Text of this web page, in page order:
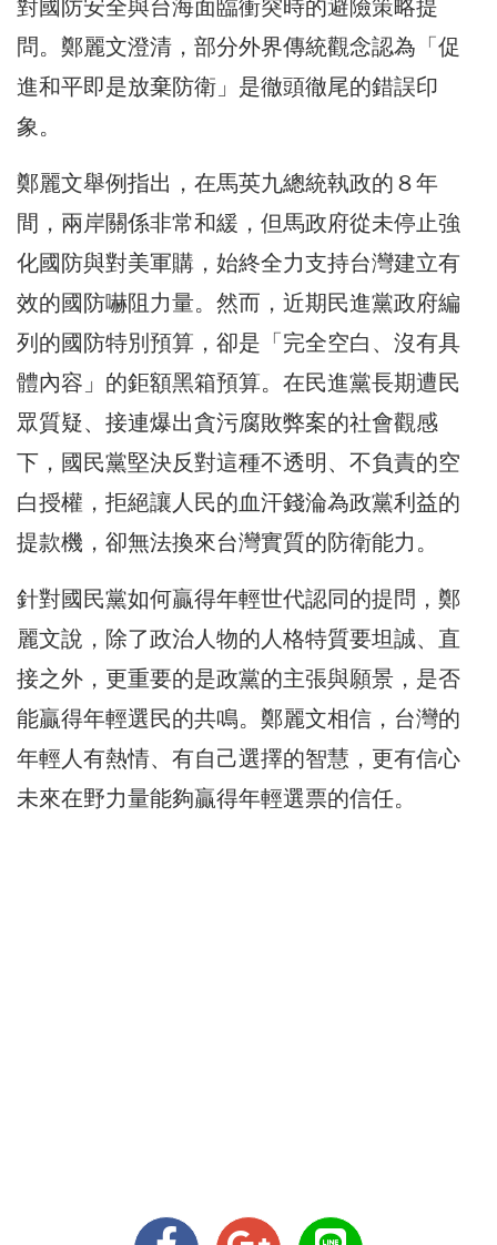
對國防安全與台海面臨衝突時的避險策略提
問。鄭麗文澄清，部分外界傳統觀念認為「促
進和平即是放棄防衛」是徹頭徹尾的錯誤印
象。
鄭麗文舉例指出，在馬英九總統執政的８年
間，兩岸關係非常和緩，但馬政府從未停止強
化國防與對美軍購，始終全力支持台灣建立有
效的國防嚇阻力量。然而，近期民進黨政府編
列的國防特別預算，卻是「完全空白、沒有具
體內容」的鉅額黑箱預算。在民進黨長期遭民
眾質疑、接連爆出貪污腐敗弊案的社會觀感
下，國民黨堅決反對這種不透明、不負責的空
白授權，拒絕讓人民的血汗錢淪為政黨利益的
提款機，卻無法換來台灣實質的防衛能力。
針對國民黨如何贏得年輕世代認同的提問，鄭
麗文說，除了政治人物的人格特質要坦誠、直
接之外，更重要的是政黨的主張與願景，是否
能贏得年輕選民的共鳴。鄭麗文相信，台灣的
年輕人有熱情、有自己選擇的智慧，更有信心
未來在野力量能夠贏得年輕選票的信任。